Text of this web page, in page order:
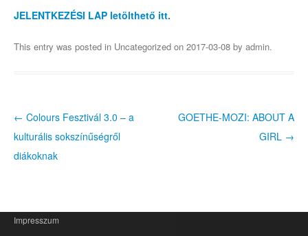
A Kommunizmus Áldozatainak Emléknapja – február 25.
Az 1848–49-es forradalom és szabadságharc ünnepe –
Archívum
IDŐPONTFOGLALÁS
JELENTKEZÉSI LAP letölthető itt.
This entry was posted in Uncategorized on 2017-03-08 by admin.
Post navigation
← Colours Fesztivál 3.0 – a
kulturális sokszínűségről
diákoknak
GOETHE-MOZI: ABOUT A
GIRL →
Impresszum